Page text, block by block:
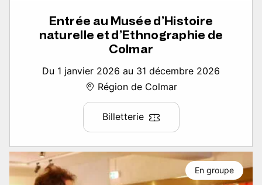
Entrée au Musée d’Histoire
naturelle et d’Ethnographie de
Colmar
Du 1 janvier 2026 au 31 décembre 2026
Région de Colmar
Billetterie
En groupe